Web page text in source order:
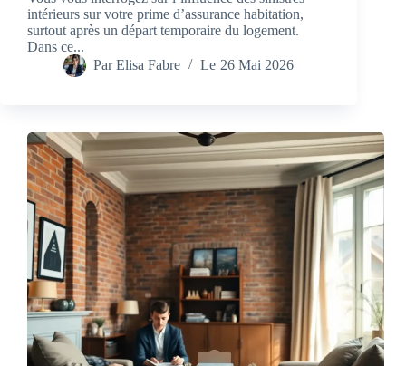
intérieurs sur votre prime d’assurance habitation,
surtout après un départ temporaire du logement.
Dans ce...
Par Elisa Fabre Le 26 Mai 2026